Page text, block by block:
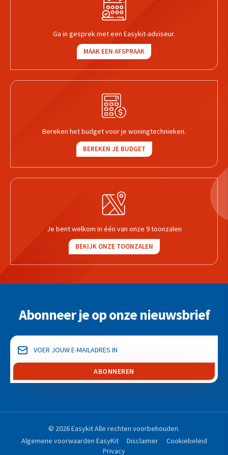
Ga in gesprek met een Easykit-adviseur.
MAAK EEN AFSPRAAK
Bereken het budget voor je woningtechnieken.
BEREKEN JE BUDGET
Je bent welkom in één van onze 9 toonzalen
BEKIJK ONZE TOONZALEN
Abonneer je op onze nieuwsbrief
ABONNEREN
© 2026 Easykit Alle rechten voorbehouden.
Algemene voorwaarden EasyKit
Disclaimer
Cookiebeleid
Privacy